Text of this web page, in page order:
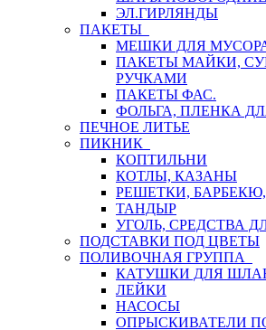
ЭЛ.ГИРЛЯНДЫ
ПАКЕТЫ
МЕШКИ ДЛЯ
ПАКЕТЫ МАЙКИ,
РУЧКАМИ
ПАКЕТЫ ФАС.
ФОЛЬГА, ПЛЕНКА
ПЕЧНОЕ ЛИТЬЕ
ПИКНИК
КОПТИЛЬНИ
КОТЛЫ, КАЗАНЫ
РЕШЕТКИ,
ТАНДЫР
УГОЛЬ, СРЕДСТВА
ПОДСТАВКИ ПОД ЦВЕТЫ
ПОЛИВОЧНАЯ ГРУППА
КАТУШКИ ДЛЯ
ЛЕЙКИ
НАСОСЫ
ОПРЫСКИВАТЕЛИ